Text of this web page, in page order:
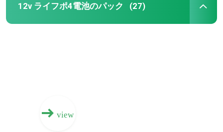
12v ライフポ4電池のパック (27)
view